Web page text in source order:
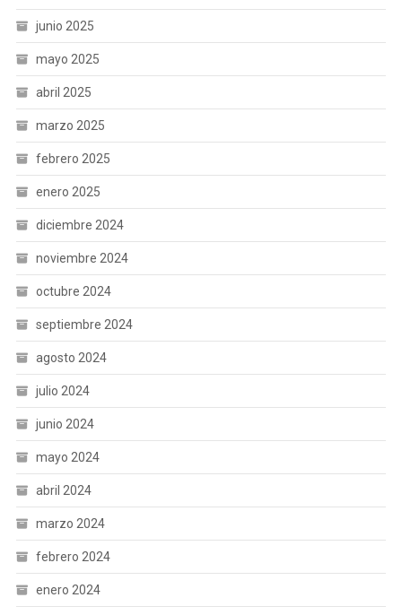
junio 2025
mayo 2025
abril 2025
marzo 2025
febrero 2025
enero 2025
diciembre 2024
noviembre 2024
octubre 2024
septiembre 2024
agosto 2024
julio 2024
junio 2024
mayo 2024
abril 2024
marzo 2024
febrero 2024
enero 2024